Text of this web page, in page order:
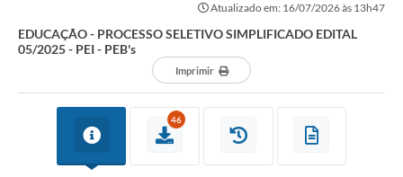
Atualizado em: 16/07/2026 às 13h47
EDUCAÇÃO - PROCESSO SELETIVO SIMPLIFICADO EDITAL
05/2025 - PEI - PEB's
Imprimir
46